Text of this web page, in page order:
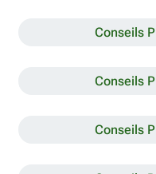
Conseils
Conseils
Conseils